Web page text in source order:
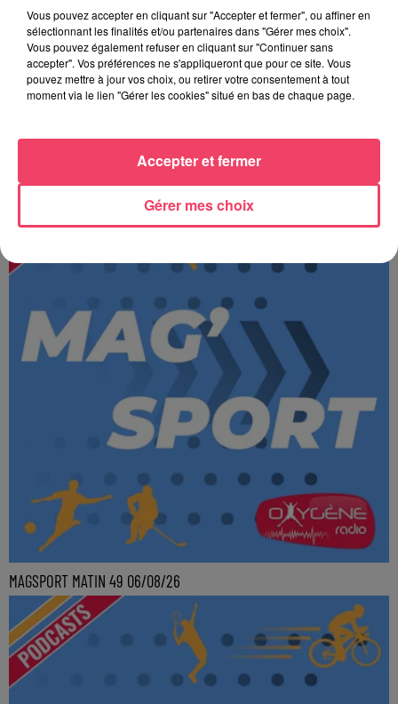
JOURNAL ANJOU MIDI 06/08/26
MAGSPORT MATIN 49 06/08/26
Vous pouvez accepter en cliquant sur "Accepter et fermer", ou affiner en
sélectionnant les finalités et/ou partenaires dans "Gérer mes choix".
Vous pouvez également refuser en cliquant sur "Continuer sans
accepter". Vos préférences ne s'appliqueront que pour ce site. Vous
pouvez mettre à jour vos choix, ou retirer votre consentement à tout
moment via le lien "Gérer les cookies" situé en bas de chaque page.
Gérer mes choix
Accepter et fermer